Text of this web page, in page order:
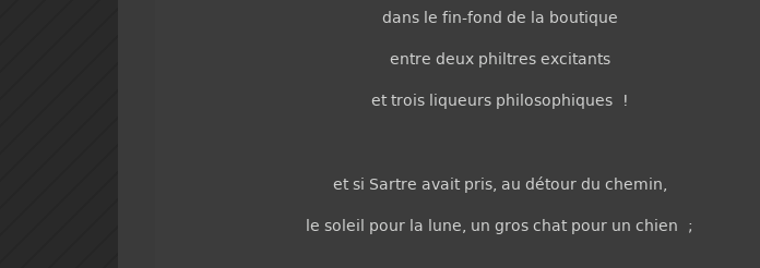
dans le fin-fond de la boutique
entre deux philtres excitants
et trois liqueurs philosophiques !
et si Sartre avait pris, au détour du chemin,
le soleil pour la lune, un gros chat pour un chien ;